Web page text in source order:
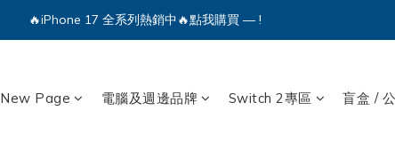
🔥iPhone 17 全系列熱銷中🔥點我購買 — !
💕加入Q哥 Line 新好友領優惠券！🎫
New Page 電腦及週邊品牌 Switch 2專區 盲盒 /